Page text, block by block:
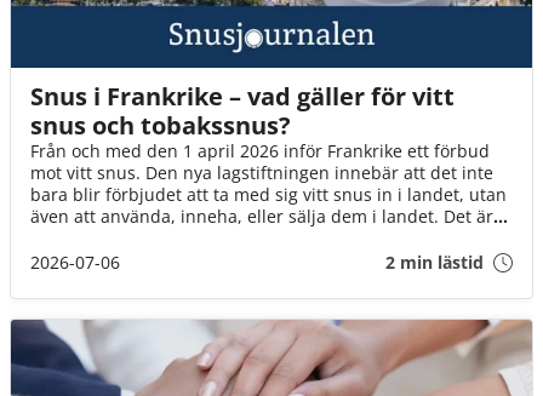
Snus i Frankrike – vad gäller för vitt
snus och tobakssnus?
Från och med den 1 april 2026 inför Frankrike ett förbud
mot vitt snus. Den nya lagstiftningen innebär att det inte
bara blir förbjudet att ta med sig vitt snus in i landet, utan
även att använda, inneha, eller sälja dem i landet. Det är
(för eget bruk och i rimlig mängd).
2026-07-06 2 min lästid